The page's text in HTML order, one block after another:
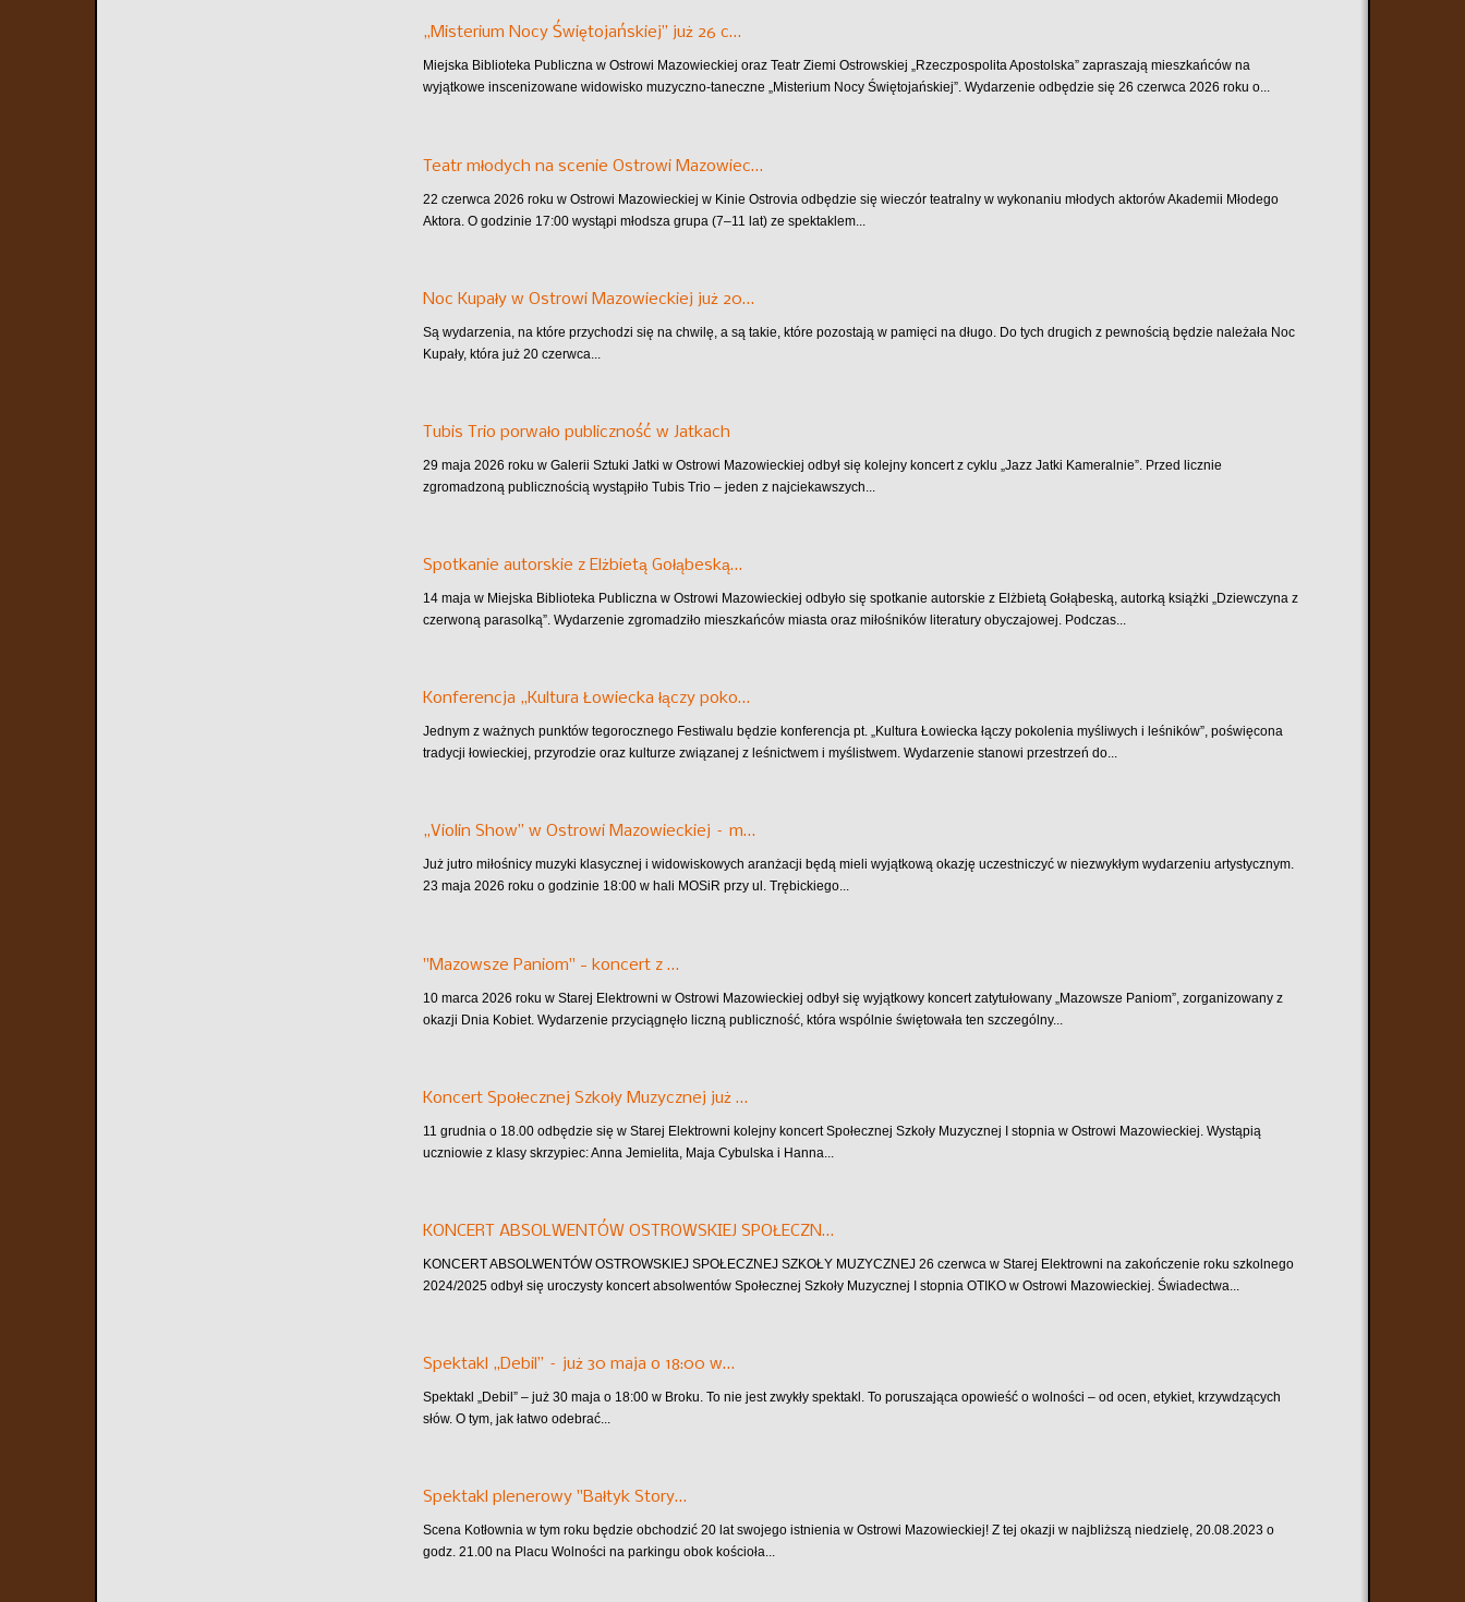
„Misterium Nocy Świętojańskiej” już 26 c…
Miejska Biblioteka Publiczna w Ostrowi Mazowieckiej oraz Teatr Ziemi Ostrowskiej „Rzeczpospolita Apostolska” zapraszają mieszkańców na
wyjątkowe inscenizowane widowisko muzyczno-taneczne „Misterium Nocy Świętojańskiej”. Wydarzenie odbędzie się 26 czerwca 2026 roku o...
Teatr młodych na scenie Ostrowi Mazowiec…
22 czerwca 2026 roku w Ostrowi Mazowieckiej w Kinie Ostrovia odbędzie się wieczór teatralny w wykonaniu młodych aktorów Akademii Młodego
Aktora. O godzinie 17:00 wystąpi młodsza grupa (7–11 lat) ze spektaklem...
Noc Kupały w Ostrowi Mazowieckiej już 20…
Są wydarzenia, na które przychodzi się na chwilę, a są takie, które pozostają w pamięci na długo. Do tych drugich z pewnością będzie należała Noc
Kupały, która już 20 czerwca...
Tubis Trio porwało publiczność w Jatkach
29 maja 2026 roku w Galerii Sztuki Jatki w Ostrowi Mazowieckiej odbył się kolejny koncert z cyklu „Jazz Jatki Kameralnie”. Przed licznie
zgromadzoną publicznością wystąpiło Tubis Trio – jeden z najciekawszych...
Spotkanie autorskie z Elżbietą Gołąbeską…
14 maja w Miejska Biblioteka Publiczna w Ostrowi Mazowieckiej odbyło się spotkanie autorskie z Elżbietą Gołąbeską, autorką książki „Dziewczyna z
czerwoną parasolką”. Wydarzenie zgromadziło mieszkańców miasta oraz miłośników literatury obyczajowej. Podczas...
Konferencja „Kultura Łowiecka łączy poko…
Jednym z ważnych punktów tegorocznego Festiwalu będzie konferencja pt. „Kultura Łowiecka łączy pokolenia myśliwych i leśników”, poświęcona
tradycji łowieckiej, przyrodzie oraz kulturze związanej z leśnictwem i myślistwem. Wydarzenie stanowi przestrzeń do...
„Violin Show” w Ostrowi Mazowieckiej – m…
Już jutro miłośnicy muzyki klasycznej i widowiskowych aranżacji będą mieli wyjątkową okazję uczestniczyć w niezwykłym wydarzeniu artystycznym.
23 maja 2026 roku o godzinie 18:00 w hali MOSiR przy ul. Trębickiego...
"Mazowsze Paniom" - koncert z …
10 marca 2026 roku w Starej Elektrowni w Ostrowi Mazowieckiej odbył się wyjątkowy koncert zatytułowany „Mazowsze Paniom”, zorganizowany z
okazji Dnia Kobiet. Wydarzenie przyciągnęło liczną publiczność, która wspólnie świętowała ten szczególny...
Koncert Społecznej Szkoły Muzycznej już …
11 grudnia o 18.00 odbędzie się w Starej Elektrowni kolejny koncert Społecznej Szkoły Muzycznej I stopnia w Ostrowi Mazowieckiej. Wystąpią
uczniowie z klasy skrzypiec: Anna Jemielita, Maja Cybulska i Hanna...
KONCERT ABSOLWENTÓW OSTROWSKIEJ SPOŁECZN…
KONCERT ABSOLWENTÓW OSTROWSKIEJ SPOŁECZNEJ SZKOŁY MUZYCZNEJ 26 czerwca w Starej Elektrowni na zakończenie roku szkolnego
2024/2025 odbył się uroczysty koncert absolwentów Społecznej Szkoły Muzycznej I stopnia OTIKO w Ostrowi Mazowieckiej. Świadectwa...
Spektakl „Debil” – już 30 maja o 18:00 w…
Spektakl „Debil” – już 30 maja o 18:00 w Broku. To nie jest zwykły spektakl. To poruszająca opowieść o wolności – od ocen, etykiet, krzywdzących
słów. O tym, jak łatwo odebrać...
Spektakl plenerowy "Bałtyk Story…
Scena Kotłownia w tym roku będzie obchodzić 20 lat swojego istnienia w Ostrowi Mazowieckiej! Z tej okazji w najbliższą niedzielę, 20.08.2023 o
godz. 21.00 na Placu Wolności na parkingu obok kościoła...